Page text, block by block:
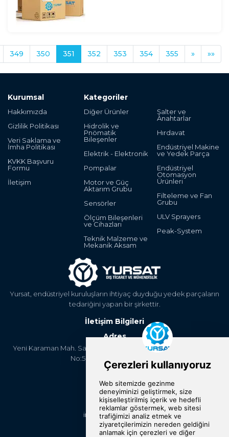
349 350 351 352 353 354 355 » »»
Yursat, endüstriyel kuruluşların ihtiyaç duyduğu yedek parçaların
tedariğini yapan bir şirkettir.
Kurumsal
Hakkımızda
Gizlilik Politikası
Veri Saklama ve
İmha Politikası
KVKK Başvuru
Formu
İletişim
Kategoriler
Diğer Ürünler
Hidrolik ve
Pnömatik
Bileşenler
Elektrik - Elektronik
Pompalar
Motor ve Güç
Aktarım Grubu
Sensörler
Ölçüm Bileşenleri
ve Cihazları
Teknik Malzeme ve
Mekanik Aksam
Şalter ve
Anahtarlar
Hırdavat
Endüstriyel Makine
ve Yedek Parça
Endüstriyel
Otomasyon
Ürünleri
Filteleme ve Fan
Grubu
ULV Sprayers
Peak-System
İletişim Bilgileri
Adres
Yeni Karaman Mah. Sanayi Cad. 4. Kantar Sok. Asya Plaza Kat:5
No:505 Osmangazi/BURSA
+90 224 2400304
E-Posta
info@yursat.com.tr
Bizi Takip Edin